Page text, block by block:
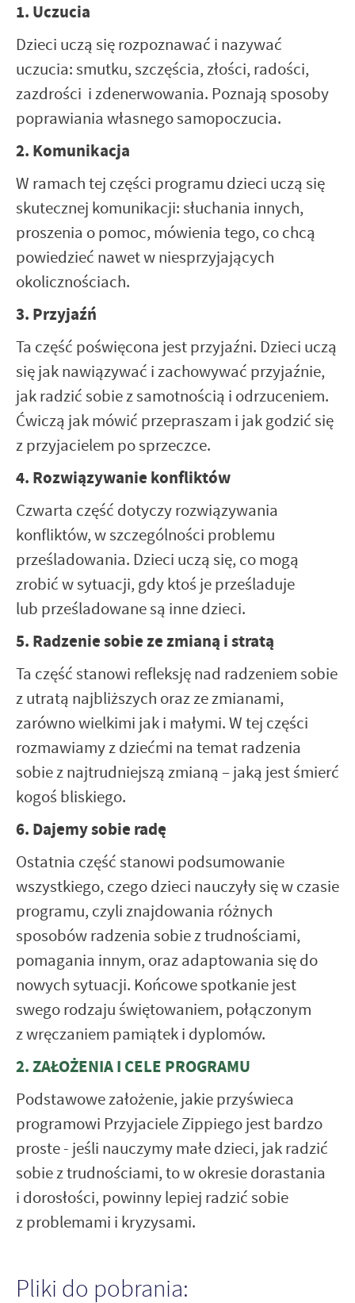
1. Uczucia
Dzieci uczą się rozpoznawać i nazywać
uczucia: smutku, szczęścia, złości, radości,
zazdrości i zdenerwowania. Poznają sposoby
poprawiania własnego samopoczucia.
2. Komunikacja
W ramach tej części programu dzieci uczą się
skutecznej komunikacji: słuchania innych,
proszenia o pomoc, mówienia tego, co chcą
powiedzieć nawet w niesprzyjających
okolicznościach.
3. Przyjaźń
Ta część poświęcona jest przyjaźni. Dzieci uczą
się jak nawiązywać i zachowywać przyjaźnie,
jak radzić sobie z samotnością i odrzuceniem.
Ćwiczą jak mówić przepraszam i jak godzić się
z przyjacielem po sprzeczce.
4. Rozwiązywanie konfliktów
Czwarta część dotyczy rozwiązywania
konfliktów, w szczególności problemu
prześladowania. Dzieci uczą się, co mogą
zrobić w sytuacji, gdy ktoś je prześladuje
lub prześladowane są inne dzieci.
5. Radzenie sobie ze zmianą i stratą
Ta część stanowi refleksję nad radzeniem sobie
z utratą najbliższych oraz ze zmianami,
zarówno wielkimi jak i małymi. W tej części
rozmawiamy z dziećmi na temat radzenia
sobie z najtrudniejszą zmianą – jaką jest śmierć
kogoś bliskiego.
6. Dajemy sobie radę
Ostatnia część stanowi podsumowanie
wszystkiego, czego dzieci nauczyły się w czasie
programu, czyli znajdowania różnych
sposobów radzenia sobie z trudnościami,
pomagania innym, oraz adaptowania się do
nowych sytuacji. Końcowe spotkanie jest
swego rodzaju świętowaniem, połączonym
z wręczaniem pamiątek i dyplomów.
2. ZAŁOŻENIA I CELE PROGRAMU
Podstawowe założenie, jakie przyświeca
programowi Przyjaciele Zippiego jest bardzo
proste - jeśli nauczymy małe dzieci, jak radzić
sobie z trudnościami, to w okresie dorastania
i dorosłości, powinny lepiej radzić sobie
z problemami i kryzysami.
Pliki do pobrania: